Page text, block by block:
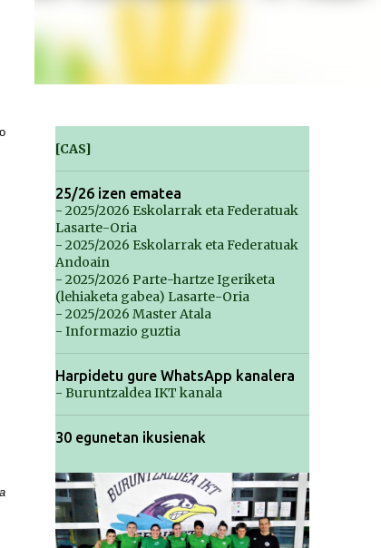
[CAS]
25/26 izen ematea
- 2025/2026 Eskolarrak eta Federatuak
Lasarte-Oria
- 2025/2026 Eskolarrak eta Federatuak
Andoain
- 2025/2026 Parte-hartze Igeriketa
(lehiaketa gabea) Lasarte-Oria
- 2025/2026 Master Atala
- Informazio guztia
Harpidetu gure WhatsApp kanalera
- Buruntzaldea IKT kanala
30 egunetan ikusienak